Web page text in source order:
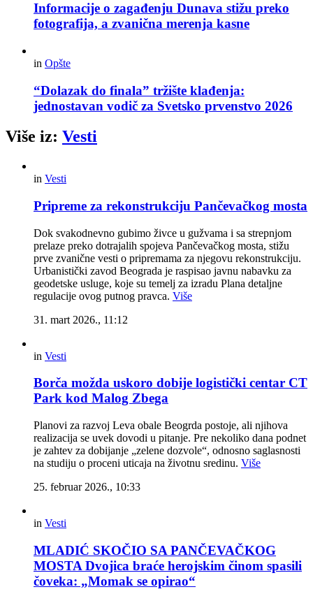
Informacije o zagađenju Dunava stižu preko
fotografija, a zvanična merenja kasne
in Opšte
“Dolazak do finala” tržište klađenja:
jednostavan vodič za Svetsko prvenstvo 2026
Više iz: Vesti
in Vesti
Pripreme za rekonstrukciju Pančevačkog mosta
Dok svakodnevno gubimo živce u gužvama i sa strepnjom
prelaze preko dotrajalih spojeva Pančevačkog mosta, stižu
prve zvanične vesti o pripremama za njegovu rekonstrukciju.
Urbanistički zavod Beograda je raspisao javnu nabavku za
geodetske usluge, koje su temelj za izradu Plana detaljne
regulacije ovog putnog pravca. Više
31. mart 2026., 11:12
in Vesti
Borča možda uskoro dobije logistički centar CT
Park kod Malog Zbega
Planovi za razvoj Leva obale Beogrda postoje, ali njihova
realizacija se uvek dovodi u pitanje. Pre nekoliko dana podnet
je zahtev za dobijanje „zelene dozvole“, odnosno saglasnosti
na studiju o proceni uticaja na životnu sredinu. Više
25. februar 2026., 10:33
in Vesti
MLADIĆ SKOČIO SA PANČEVAČKOG
MOSTA Dvojica braće herojskim činom spasili
čoveka: „Momak se opirao“